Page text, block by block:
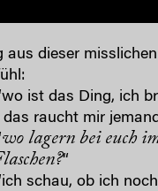
aus dieser
ist das Ding, ich
raucht mir
wo lagern bei euch
“
schau, ob ich